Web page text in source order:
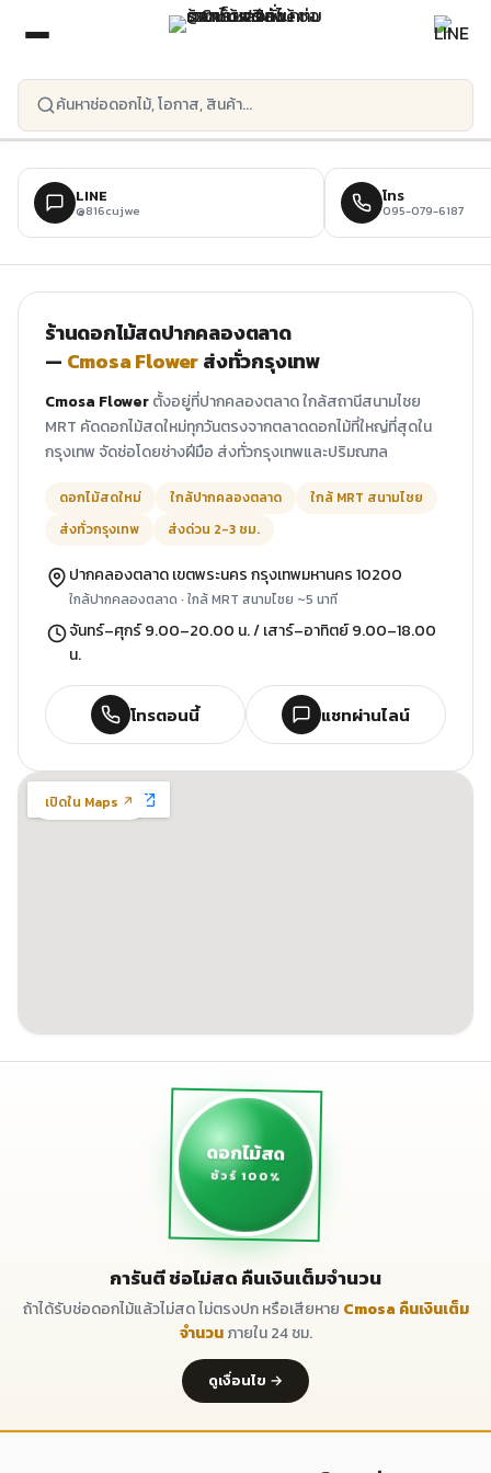
LINE
@816cujwe
โทร
095-079-6187
ร้านดอกไม้สดปากคลองตลาด
— Cmosa Flowerส่งทั่วกรุงเทพ
Cmosa Flowerตั้งอยู่ที่ปากคลองตลาด ใกล้สถานีสนามไชย
MRT คัดดอกไม้สดใหม่ทุกวันตรงจากตลาดดอกไม้ที่ใหญ่ที่สุดใน
กรุงเทพ จัดช่อโดยช่างฝีมือ ส่งทั่วกรุงเทพและปริมณฑล
ดอกไม้สดใหม่ ใกล้ปากคลองตลาด
ใกล้ MRT สนามไชย
ส่งทั่วกรุงเทพ
ส่งด่วน 2-3 ชม.
ปากคลองตลาด เขตพระนคร กรุงเทพมหานคร 10200
ใกล้ปากคลองตลาด · ใกล้ MRT สนามไชย ~5 นาที
จันทร์–ศุกร์ 9.00–20.00 น. / เสาร์–อาทิตย์ 9.00–18.00
น.
โทรตอนนี้ แชทผ่านไลน์
เปิดใน Maps ↗
ดอกไม้สด
ชัวร์ 100%
การันตี ช่อไม่สด คืนเงินเต็มจำนวน
ถ้าได้รับช่อดอกไม้แล้วไม่สด ไม่ตรงปก หรือเสียหาย Cmosa คืนเงินเต็ม
จำนวนภายใน 24 ชม.
ดูเงื่อนไข →